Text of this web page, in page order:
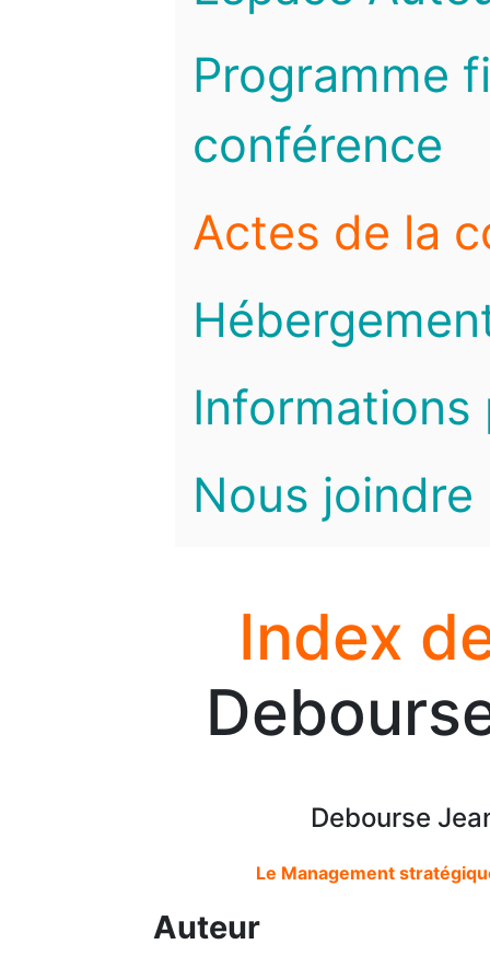
Programme
conférence
Actes de la
Informations
Nous joindre
Index
Debourse
Le Management
Auteur